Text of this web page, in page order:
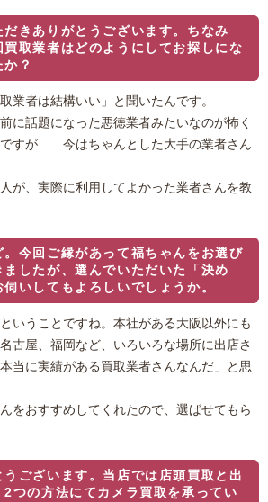
だきありがとうございます。ちなみ
買取業者はどのようにしてお探しにな
か？
業者は結構いい」と聞いたんです。
に話題になった悪徳業者みたいなのが怖く
すが……今はちゃんとした大手の業者さん
が、実際に利用してよかった業者さんを教
。今回ご縁があって福ちゃんをお選び
ましたが、選んでいただいた「決め
いしてもよろしいでしょうか。
いうことですね。本社がある大阪以外にも
古屋、福岡など、いろいろな場所に出店さ
当に実績がある買取業者さんなんだ」と思
をおすすめしてくれたので、選ばせてもら
うございます。当店では店頭買取と出
2つの方法にてカメラ買取を承ってい